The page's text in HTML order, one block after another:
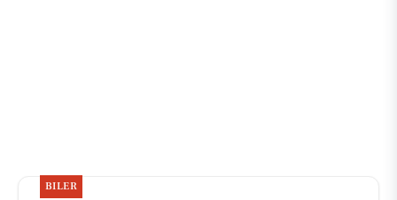
BILER